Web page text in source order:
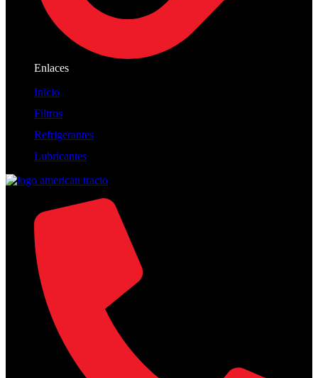
Enlaces
Inicio
Filtros
Refrigerantes
Lubricantes